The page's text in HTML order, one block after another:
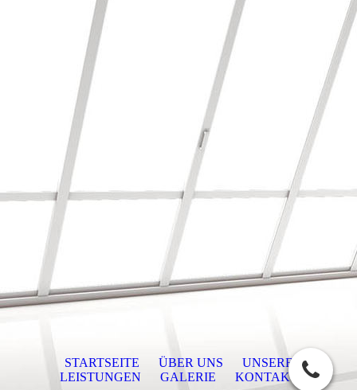
STARTSEITE ÜBER UNS
UNSERE
LEISTUNGEN
GALERIE KONTAKT